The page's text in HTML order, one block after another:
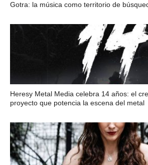
Gotra: la música como territorio de
Heresy Metal Media celebra 14 años: el
proyecto que potencia la escena del metal